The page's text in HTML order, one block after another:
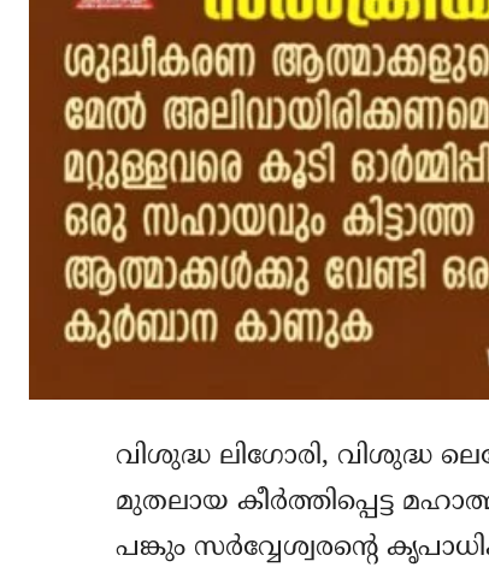
വിശുദ്ധ ലിഗോരി, വിശുദ്ധ
മുതലായ കീര്‍ത്തിപ്പെട്ട
പങ്കും സര്‍വ്വേശ്വരന്‍റെ